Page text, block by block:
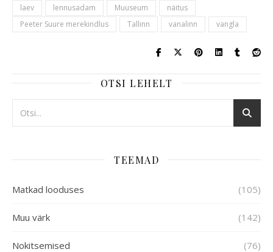
laev lennusadam Muuseum
näitus
Peeter Suure merekindlus
Tallinn vanalinn vangla
OTSI LEHELT
TEEMAD
Matkad looduses (105)
Muu värk (142)
Nokitsemised (76)